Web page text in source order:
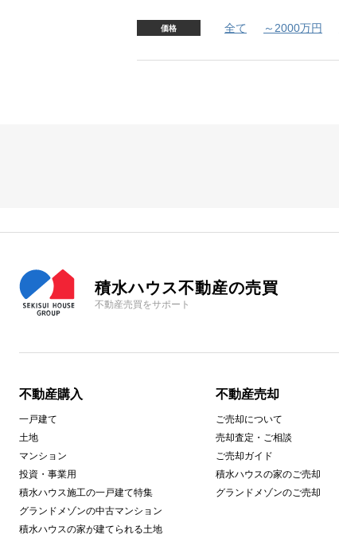
価格 全て ～2000万円
積水ハウス不動産の売買
不動産売買をサポート
不動産購入
一戸建て
土地
マンション
投資・事業用
積水ハウス施工の一戸建て特集
グランドメゾンの中古マンション
積水ハウスの家が建てられる土地
不動産売却
ご売却について
売却査定・ご相談
ご売却ガイド
積水ハウスの家のご売却
グランドメゾンのご売却